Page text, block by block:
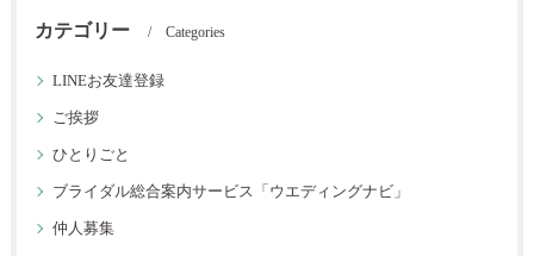
カテゴリー Categories
LINEお友達登録
ご挨拶
ひとりごと
ブライダル総合案内サービス「ウエディングナビ」
仲人募集